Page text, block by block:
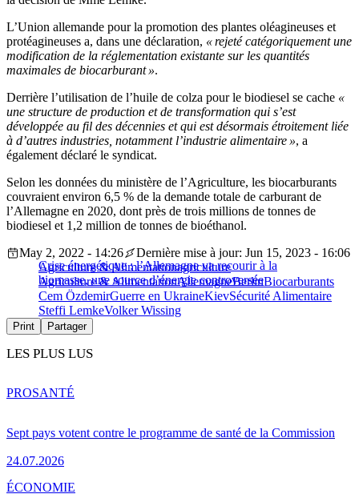
L’Union allemande pour la promotion des plantes oléagineuses et
protéagineuses a, dans une déclaration, « rejeté catégoriquement une
modification de la réglementation existante sur les quantités
maximales de biocarburant ».
Derrière l’utilisation de l’huile de colza pour le biodiesel se cache «
une structure de production et de transformation qui s’est
développée au fil des décennies et qui est désormais étroitement liée
à d’autres industries, notamment l’industrie alimentaire », a
également déclaré le syndicat.
Selon les données du ministère de l’Agriculture, les biocarburants
couvraient environ 6,5 % de la demande totale de carburant de
l’Allemagne en 2020, dont près de trois millions de tonnes de
biodiesel et 1,2 million de tonnes de bioéthanol.
Crise énergétique : l’Allemagne va recourir à la
biomasse, une source d’énergie controversée
May 2, 2022 - 14:26
Dernière mise à jour: Jun 15, 2023 - 16:06
Agriculture & Alimentationagriculture
Agriculture & AlimentationAllemagneBerlinBiocarburants
Cem ÖzdemirGuerre en UkraineKievSécurité Alimentaire
Steffi LemkeVolker Wissing
Print Partager
LES PLUS LUS
Sept pays votent contre le programme de santé de la Commission
24.07.2026
PROSANTÉ
ÉCONOMIE